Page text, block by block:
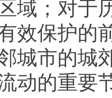
域；对于
效保护的
城市的城
动的重要